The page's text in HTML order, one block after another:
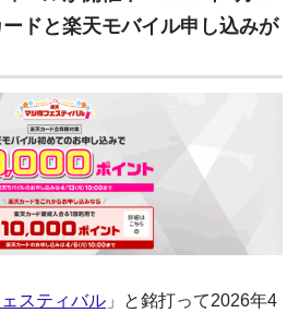
ドと楽天モバイル申し込みが
スティバル 」と銘打って2026年4